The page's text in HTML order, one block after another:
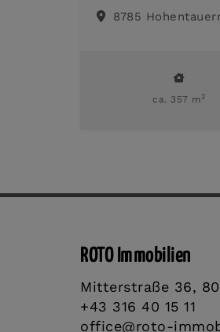
8785
ca. 357 m2
ROTO Immobilien
Mitterstraße 36,
+43 316 40 15 11
office@roto-